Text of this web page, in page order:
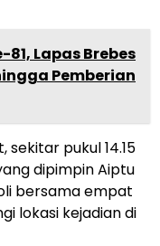
81, Lapas Brebes
Pemberian
pukul 14.15
dipimpin Aiptu
bersama empat
lokasi kejadian di